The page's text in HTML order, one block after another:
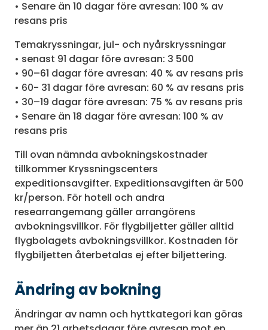
• Senare än 10 dagar före avresan: 100 % av
resans pris
Temakryssningar, jul- och nyårskryssningar
• senast 91 dagar före avresan: 3 500
• 90–61 dagar före avresan: 40 % av resans pris
• 60- 31 dagar före avresan: 60 % av resans pris
• 30–19 dagar före avresan: 75 % av resans pris
• Senare än 18 dagar före avresan: 100 % av
resans pris
Till ovan nämnda avbokningskostnader
tillkommer Kryssningscenters
expeditionsavgifter. Expeditionsavgiften är 500
kr/person. För hotell och andra
researrangemang gäller arrangörens
avbokningsvillkor. För flygbiljetter gäller alltid
flygbolagets avbokningsvillkor. Kostnaden för
flygbiljetten återbetalas ej efter biljettering.
Ändring av bokning
Ändringar av namn och hyttkategori kan göras